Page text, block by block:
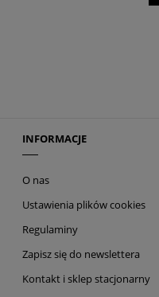
INFORMACJE
O nas
Ustawienia plików cookies
Regulaminy
Zapisz się do newslettera
Kontakt i sklep stacjonarny